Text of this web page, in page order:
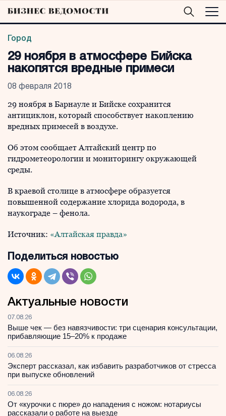
Город
29 ноября в атмосфере Бийска
накопятся вредные примеси
08 февраля 2018
29 ноября в Барнауле и Бийске сохранится
антициклон, который способствует накоплению
вредных примесей в воздухе.
Об этом сообщает Алтайский центр по
гидрометеорологии и мониторингу окружающей
среды.
В краевой столице в атмосфере образуется
повышенной содержание хлорида водорода, в
наукограде – фенола.
Источник: «Алтайская правда»
Поделиться новостью
Актуальные новости
07.08.26
Выше чек — без навязчивости: три сценария консультации,
прибавляющие 15–20% к продаже
06.08.26
Эксперт рассказал, как избавить разработчиков от стресса
при выпуске обновлений
06.08.26
От «курочки с пюре» до нападения с ножом: нотариусы
рассказали о работе на выезде